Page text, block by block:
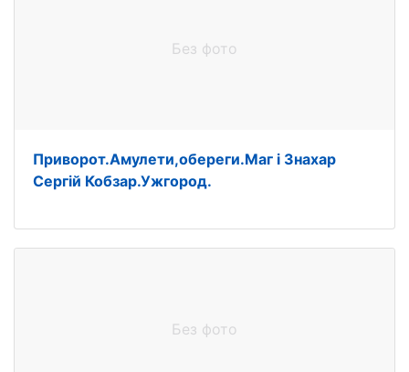
Без фото
Приворот.Амулети,обереги.Маг і Знахар
Сергій Кобзар.Ужгород.
Без фото